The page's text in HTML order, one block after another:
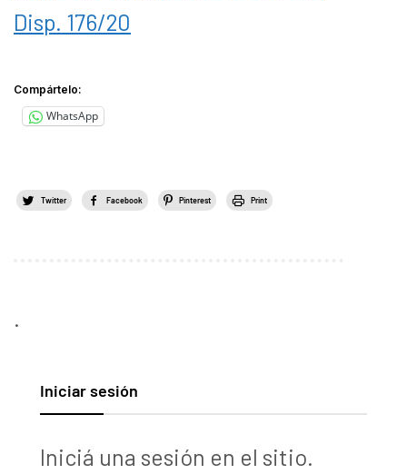
Disp. 176/20
Compártelo:
WhatsApp
Twitter Facebook Pinterest Print
.
Iniciar sesión
Iniciá una sesión en el sitio.